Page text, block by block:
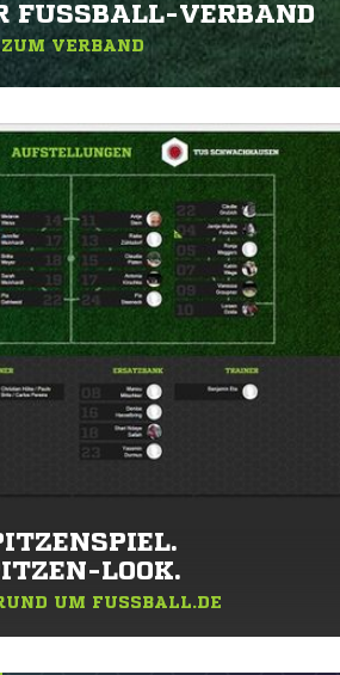
FUSSBALL-VERBAND
ZUM VERBAND
LOOK.
UM FUSSBALL.DE